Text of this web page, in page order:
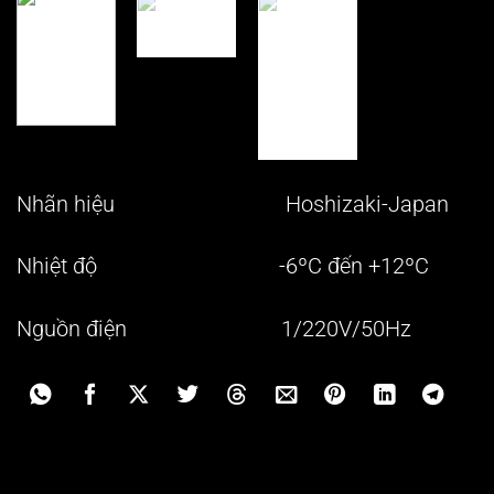
Nhãn hiệu Hoshizaki-Japan
Nhiệt độ -6ºC đến +12ºC
Nguồn điện 1/220V/50Hz